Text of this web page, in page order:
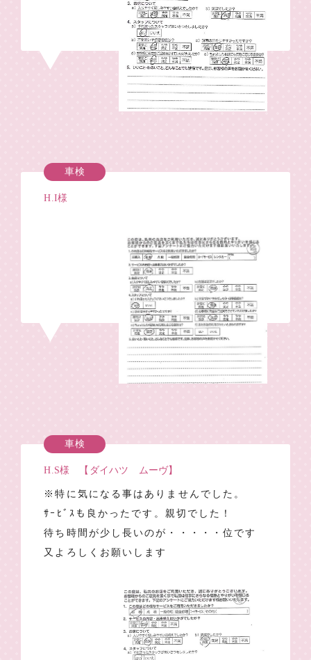
車検
H.I様
車検
H.S様 【ダイハツ ムーヴ】
※特に気になる事はありませんでした。
ｻｰﾋﾞｽも良かったです。親切でした！
待ち時間が少し長いのが・・・・・位です
又よろしくお願いします